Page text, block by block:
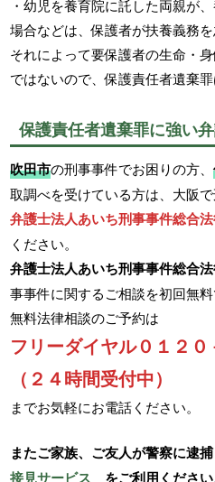
・幼児を養育院に託した両親が
場合などは、保護者が扶養義務を
それによって要保護者の生命・
ではないので、保護責任者遺棄罪
保護責任者遺棄罪に強い
吹田市の刑事事件でお困りの方、
取調べを受けている方は、大阪で
弁護士法人あいち刑事事件総合
ください。
弁護士法人あいち刑事事件総合
事事件に関するご相談を初回無料
無料法律相談のご予約は
フリーダイヤル０１２
（２４時間受付中）
までお気軽にお電話ください。
またご家族、ご友人が警察に逮
接見サービス をご利用ください